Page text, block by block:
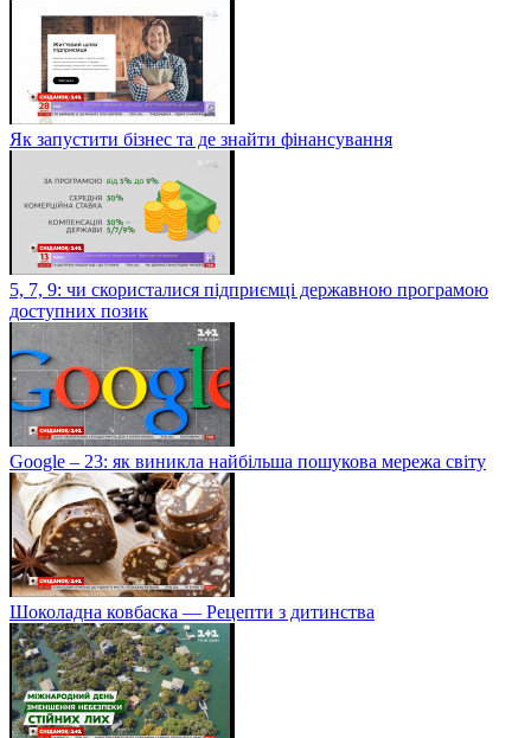
Як запустити бізнес та де знайти фінансування
5, 7, 9: чи скористалися підприємці державною програмою
доступних позик
Google – 23: як виникла найбільша пошукова мережа світу
Шоколадна ковбаска — Рецепти з дитинства